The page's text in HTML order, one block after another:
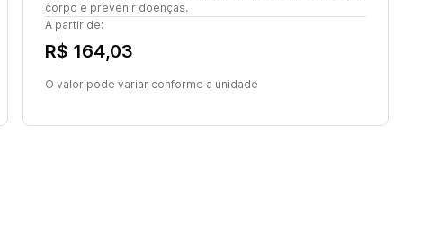
corpo e prevenir doenças.
A partir de:
R$ 164,03
O valor pode variar conforme a unidade